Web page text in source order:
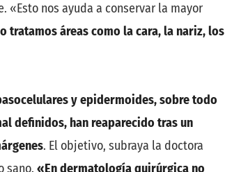
«Esto nos ayuda a conservar la mayor
tratamos áreas como la cara, la nariz, los
y epidermoides, sobre todo
definidos, han reaparecido tras un
. El objetivo, subraya la doctora
sano. «En dermatología quirúrgica no